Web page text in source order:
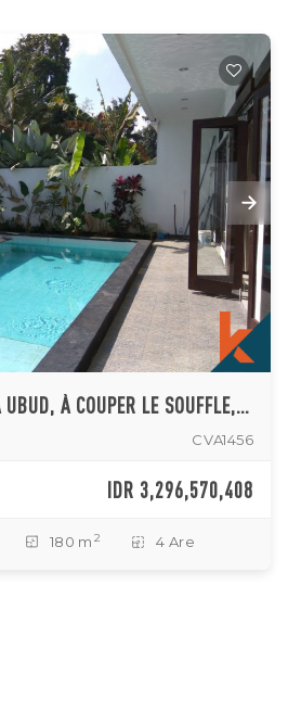
VILLA EN LOCATION À UBUD, À COUPER LE SOUFFLE, À VENDRE
CVA1456
IDR 3,296,570,408
180 m 2 4 Are